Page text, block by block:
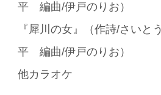
平 編曲/伊戸のりお）
『犀川の女』（作詩/さい
平 編曲/伊戸のりお）
他カラオケ